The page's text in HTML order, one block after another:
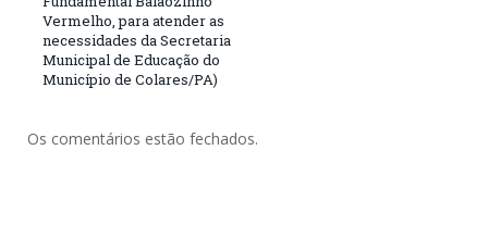
Vermelho, para atender as
necessidades da Secretaria
Municipal de Educação do
Município de Colares/PA)
Os comentários estão fechados.